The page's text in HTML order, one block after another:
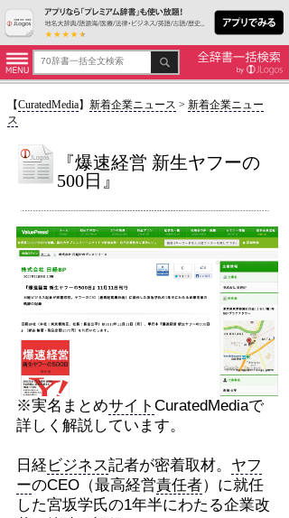
【CuratedMedia】 新着企業ニュース > 新着企業ニュー
ス
『爆速経営 新生ヤフーの
500日』
※実名まとめサイト CuratedMediaで
詳しく解説しています。
日経 ビジネス記者が密着取材。 ヤフ
ーのCEO（最高経営責任者）に就任
した宮坂学氏の1年半にわたる企業改